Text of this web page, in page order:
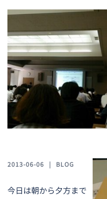
2013-06-06 BLOG
今日は朝から夕方まで